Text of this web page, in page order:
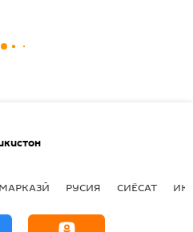
РУСИЯ СИЁСАТ